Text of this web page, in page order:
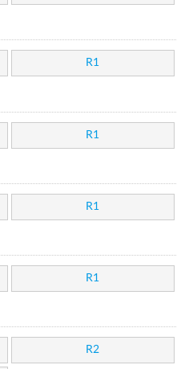
R1
R1
R1
R1
R2